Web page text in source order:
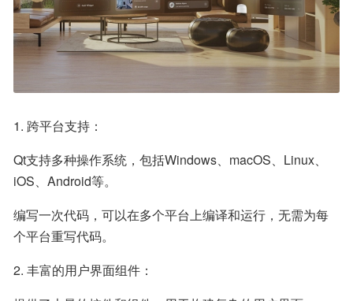
1. 跨平台支持：
Qt支持多种操作系统，包括Windows、macOS、Linux、
iOS、Android等。
编写一次代码，可以在多个平台上编译和运行，无需为每
个平台重写代码。
2. 丰富的用户界面组件：